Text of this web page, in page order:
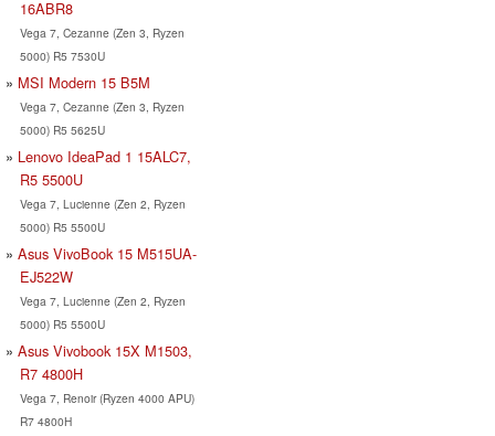
16ABR8
Vega 7, Cezanne (Zen 3, Ryzen
5000) R5 7530U
MSI Modern 15 B5M
Vega 7, Cezanne (Zen 3, Ryzen
5000) R5 5625U
Lenovo IdeaPad 1 15ALC7,
R5 5500U
Vega 7, Lucienne (Zen 2, Ryzen
5000) R5 5500U
Asus VivoBook 15 M515UA-
EJ522W
Vega 7, Lucienne (Zen 2, Ryzen
5000) R5 5500U
Asus Vivobook 15X M1503,
R7 4800H
Vega 7, Renoir (Ryzen 4000 APU)
R7 4800H